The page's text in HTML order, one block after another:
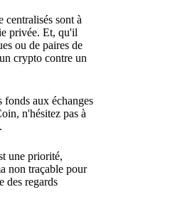
centralisés sont à
privée. Et, qu'il
ou de paires de
crypto contre un
aux échanges
n'hésitez pas à
une priorité,
non traçable pour
des regards